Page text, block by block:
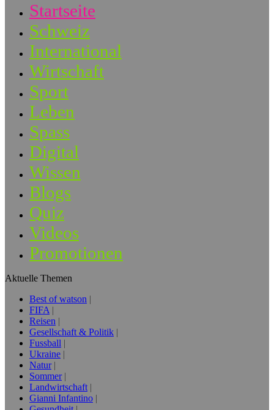
Startseite
Schweiz
International
Wirtschaft
Sport
Leben
Spass
Digital
Wissen
Blogs
Quiz
Videos
Promotionen
Aktuelle Themen
Best of watson
FIFA
Reisen
Gesellschaft & Politik
Fussball
Ukraine
Natur
Sommer
Landwirtschaft
Gianni Infantino